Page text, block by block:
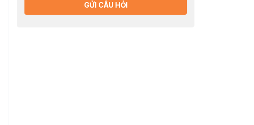
GỬI CÂU HỎI